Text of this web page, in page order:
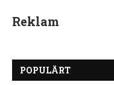
Reklam
POPULÄRT